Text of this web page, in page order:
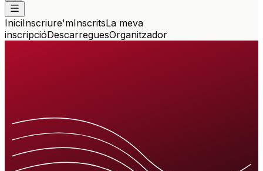
IniciInscriure'mInscritsLa meva
inscripcióDescarreguesOrganitzador